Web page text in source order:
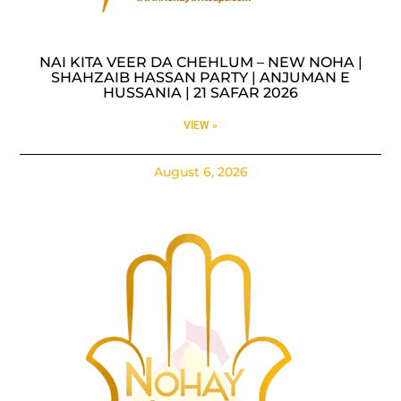
NAI KITA VEER DA CHEHLUM – NEW NOHA |
SHAHZAIB HASSAN PARTY | ANJUMAN E
HUSSANIA | 21 SAFAR 2026
VIEW »
August 6, 2026